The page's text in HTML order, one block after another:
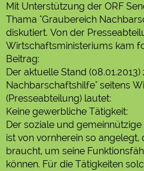
Mit Unterstützung der ORF
Thama "Graubereich
diskutiert. Von der
Wirtschaftsministeriums kam
Beitrag:
Der aktuelle Stand
Nachbarschaftshilfe" seitens
(Presseabteilung) lautet:
Keine gewerbliche Tätigkeit:
Der soziale und
ist von vornherein so angelegt,
braucht, um seine
können. Für die Tätigkeiten